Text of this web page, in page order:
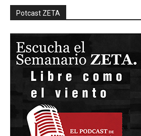
Potcast ZETA